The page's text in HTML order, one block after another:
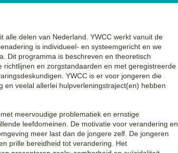
alle delen van Nederland. YWCC werkt vanuit de
is individueel- en systeemgericht en we
Dit programma is beschreven en theoretisch
richtlijnen en zorgstandaarden en met geregistreerde
YWCC is er voor jongeren die
en veelal allerlei hulpverleningstraject(en) hebben
meervoudige problematiek en ernstige
leefdomeinen. De motivatie voor verandering en
meer last dan de jongere zelf. De jongeren
prille bereidheid tot verandering. Het